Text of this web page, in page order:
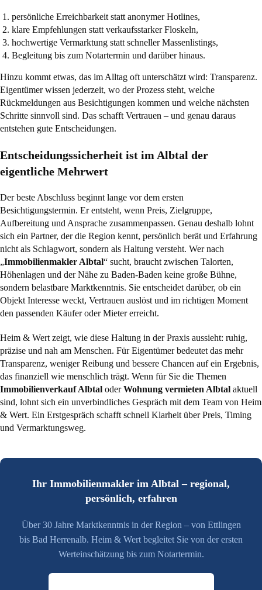
persönliche Erreichbarkeit statt anonymer Hotlines,
klare Empfehlungen statt verkaufsstarker Floskeln,
hochwertige Vermarktung statt schneller Massenlistings,
Begleitung bis zum Notartermin und darüber hinaus.
Hinzu kommt etwas, das im Alltag oft unterschätzt wird: Transparenz.
Eigentümer wissen jederzeit, wo der Prozess steht, welche
Rückmeldungen aus Besichtigungen kommen und welche nächsten
Schritte sinnvoll sind. Das schafft Vertrauen – und genau daraus
entstehen gute Entscheidungen.
Entscheidungssicherheit ist im Albtal der
eigentliche Mehrwert
Der beste Abschluss beginnt lange vor dem ersten
Besichtigungstermin. Er entsteht, wenn Preis, Zielgruppe,
Aufbereitung und Ansprache zusammenpassen. Genau deshalb lohnt
sich ein Partner, der die Region kennt, persönlich berät und Erfahrung
nicht als Schlagwort, sondern als Haltung versteht. Wer nach
„Immobilienmakler Albtal“ sucht, braucht zwischen Talorten,
Höhenlagen und der Nähe zu Baden-Baden keine große Bühne,
sondern belastbare Marktkenntnis. Sie entscheidet darüber, ob ein
Objekt Interesse weckt, Vertrauen auslöst und im richtigen Moment
den passenden Käufer oder Mieter erreicht.
Heim & Wert zeigt, wie diese Haltung in der Praxis aussieht: ruhig,
präzise und nah am Menschen. Für Eigentümer bedeutet das mehr
Transparenz, weniger Reibung und bessere Chancen auf ein Ergebnis,
das finanziell wie menschlich trägt. Wenn für Sie die Themen
Immobilienverkauf Albtal oderWohnung vermieten Albtal aktuell
sind, lohnt sich ein unverbindliches Gespräch mit dem Team von Heim
& Wert. Ein Erstgespräch schafft schnell Klarheit über Preis, Timing
und Vermarktungsweg.
Ihr Immobilienmakler im Albtal – regional,
persönlich, erfahren
Über 30 Jahre Marktkenntnis in der Region – von Ettlingen
bis Bad Herrenalb. Heim & Wert begleitet Sie von der ersten
Werteinschätzung bis zum Notartermin.